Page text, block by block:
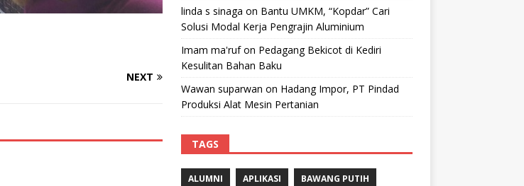
NEXT
linda s sinaga on Bantu UMKM, “Kopdar” Cari
Solusi Modal Kerja Pengrajin Aluminium
Imam ma'rufon Pedagang Bekicot di Kediri
Kesulitan Bahan Baku
Wawan suparwan on Hadang Impor, PT Pindad
Produksi Alat Mesin Pertanian
TAGS
ALUMNI APLIKASI BAWANG PUTIH